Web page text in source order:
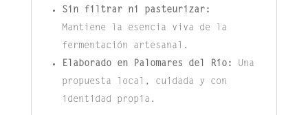
Sin filtrar ni pasteurizar:
Mantiene la esencia viva de la
fermentación artesanal.
Elaborado en Palomares del Río:
Una
propuesta local, cuidada y con
identidad propia.